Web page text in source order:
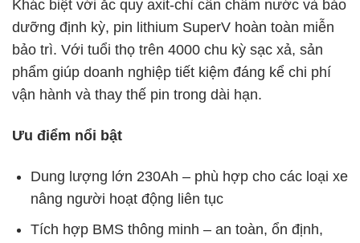
Khác biệt với ắc quy axit-chì cần châm nước và bảo
dưỡng định kỳ, pin lithium SuperV hoàn toàn miễn
bảo trì. Với tuổi thọ trên 4000 chu kỳ sạc xả, sản
phẩm giúp doanh nghiệp tiết kiệm đáng kể chi phí
vận hành và thay thế pin trong dài hạn.
Ưu điểm nổi bật
Dung lượng lớn 230Ah – phù hợp cho các loại xe
nâng người hoạt động liên tục
Tích hợp BMS thông minh – an toàn, ổn định,